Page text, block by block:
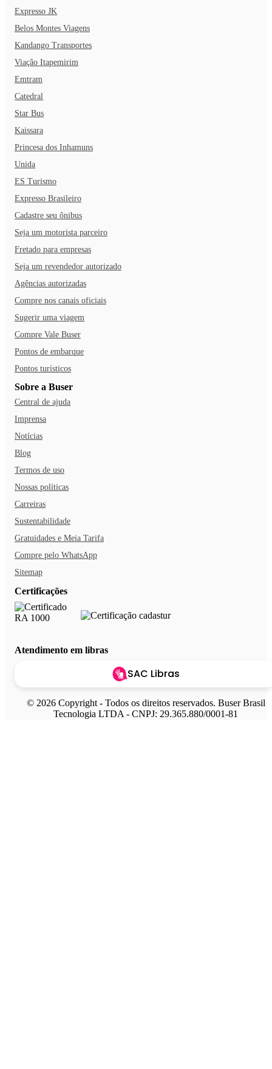
Expresso JK
Belos Montes Viagens
Kandango Transportes
Viação Itapemirim
Emtram
Catedral
Star Bus
Kaissara
Princesa dos Inhamuns
Unida
ES Turismo
Expresso Brasileiro
Cadastre seu ônibus
Seja um motorista parceiro
Fretado para empresas
Seja um revendedor autorizado
Agências autorizadas
Compre nos canais oficiais
Sugerir uma viagem
Compre Vale Buser
Pontos de embarque
Pontos turísticos
Sobre a Buser
Central de ajuda
Imprensa
Notícias
Blog
Termos de uso
Nossas políticas
Carreiras
Sustentabilidade
Gratuidades e Meia Tarifa
Compre pelo WhatsApp
Sitemap
Certificações
Atendimento em libras
SAC Libras
© 2026 Copyright - Todos os direitos reservados. Buser Brasil
Tecnologia LTDA - CNPJ: 29.365.880/0001-81